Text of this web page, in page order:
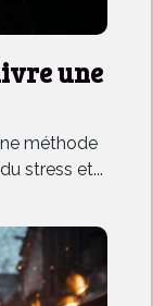
une
méthode
stress et...